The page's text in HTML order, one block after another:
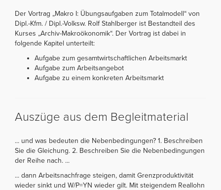
Der Vortrag „Makro I: Übungsaufgaben zum Totalmodell“ von
Dipl.-Kfm. / Dipl.-Volksw. Rolf Stahlberger ist Bestandteil des
Kurses „Archiv-Makroökonomik“. Der Vortrag ist dabei in
folgende Kapitel unterteilt:
Aufgabe zum gesamtwirtschaftlichen Arbeitsmarkt
Aufgabe zum Arbeitsangebot
Aufgabe zu einem konkreten Arbeitsmarkt
Auszüge aus dem Begleitmaterial
... und was bedeuten die Nebenbedingungen? 1. Beschreiben
Sie die Gleichung. 2. Beschreiben Sie die Nebenbedingungen
der Reihe nach. ...
... dann Arbeitsnachfrage steigen, damit Grenzproduktivität
wieder sinkt und W/P=YN wieder gilt. Mit steigendem Reallohn